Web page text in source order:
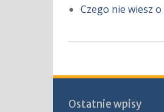
Czego nie wiesz
Ostatnie wpisy